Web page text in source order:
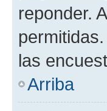
reponder.
las
Arriba